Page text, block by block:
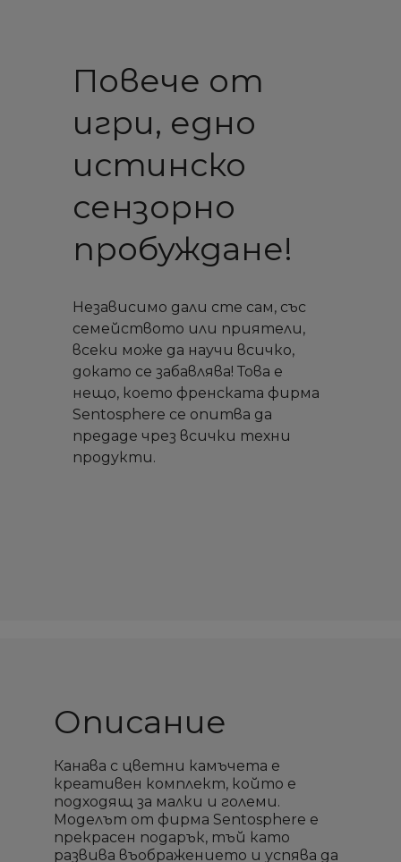
Повече от
игри, едно
истинско
сензорно
пробуждане!
Независимо дали сте сам, със
семейството или приятели,
всеки може да научи всичко,
докато се забавлява! Това е
нещо, което френската фирма
Sentosphere се опитва да
предаде чрез всички техни
продукти.
Описание
Канава с цветни камъчета е
креативен комплект, който е
подходящ за малки и големи.
Моделът от фирма Sentosphere е
прекрасен подарък, тъй като
развива въображението и успява да